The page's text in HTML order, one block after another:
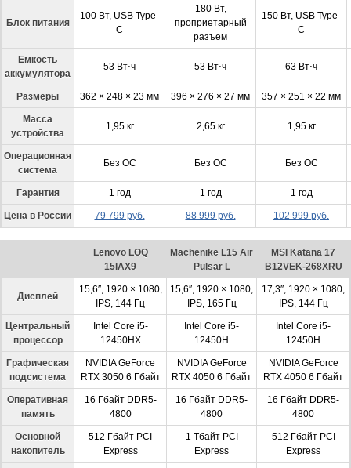
Блок питания
100 Вт, USB Type-
C
180 Вт,
проприетарный
разъем
150 Вт, USB Type-
C
Емкость
аккумулятора
53 Вт⋅ч 53 Вт⋅ч 63 Вт⋅ч
Размеры 362 × 248 × 23 мм 396 × 276 × 27 мм 357 × 251 × 22 мм
Масса
устройства
1,95 кг 2,65 кг 1,95 кг
Операционная
система
Без ОС Без ОС Без ОС
Гарантия 1 год 1 год 1 год
Цена в России 79 799 руб. 88 999 руб. 102 999 руб.
Lenovo LOQ
15IAX9
Machenike L15 Air
Pulsar L
MSI Katana 17
B12VEK-268XRU
Дисплей
15,6″, 1920 × 1080,
IPS, 144 Гц
15,6″, 1920 × 1080,
IPS, 165 Гц
17,3″, 1920 × 1080,
IPS, 144 Гц
Центральный
процессор
Intel Core i5-
12450HX
Intel Core i5-
12450H
Intel Core i5-
12450H
Графическая
подсистема
NVIDIA GeForce
RTX 3050 6 Гбайт
NVIDIA GeForce
RTX 4050 6 Гбайт
NVIDIA GeForce
RTX 4050 6 Гбайт
Оперативная
память
16 Гбайт DDR5-
4800
16 Гбайт DDR5-
4800
16 Гбайт DDR5-
4800
Основной
накопитель
512 Гбайт PCI
Express
1 Тбайт PCI
Express
512 Гбайт PCI
Express